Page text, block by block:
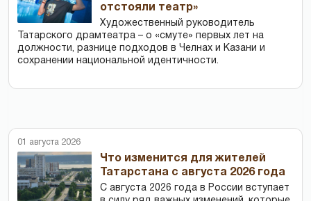
отстояли театр»
Художественный руководитель
Татарского драмтеатра – о «смуте» первых лет на
должности, разнице подходов в Челнах и Казани и
сохранении национальной идентичности.
01 августа 2026
Что изменится для жителей
Татарстана с августа 2026 года
С августа 2026 года в России вступает